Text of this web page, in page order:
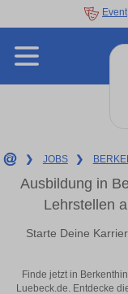
Event
❯ JOBS ❯
Ausbildung in
Lehrstellen
Starte Deine
Finde jetzt in
Luebeck.de. Entdecke